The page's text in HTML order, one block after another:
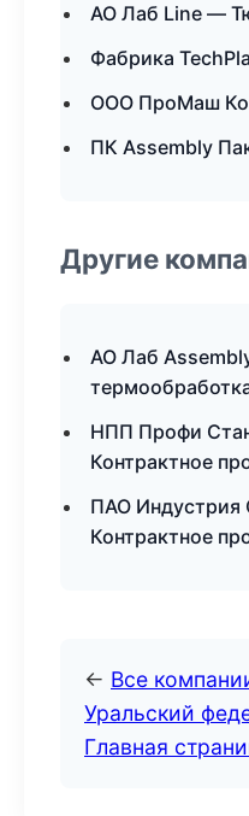
АО Лаб Line —
Фабрика
ООО ПроМаш
ПК Assembly
Другие
АО Лаб
НПП Профи
Контрактное
ПАО
Контрактное
← Все
Уральский
Главная